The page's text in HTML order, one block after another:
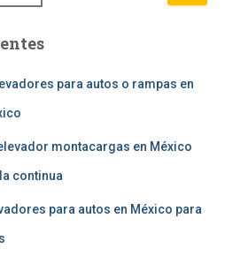
para autos o rampas en
montacargas en México
continua
para autos en México para